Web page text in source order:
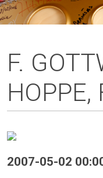
F.
HOPPE,
2007-05-02